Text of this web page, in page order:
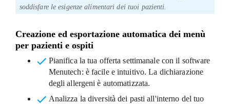
soddisfare le esigenze alimentari dei tuoi pazienti.
Creazione ed esportazione automatica dei menù
per pazienti e ospiti
Pianifica la tua offerta settimanalecon il software
Menutech: è facile e intuitivo. La dichiarazione
degli allergeni è automatizzata.
Analizza la diversità dei pasti all'interno del tuo